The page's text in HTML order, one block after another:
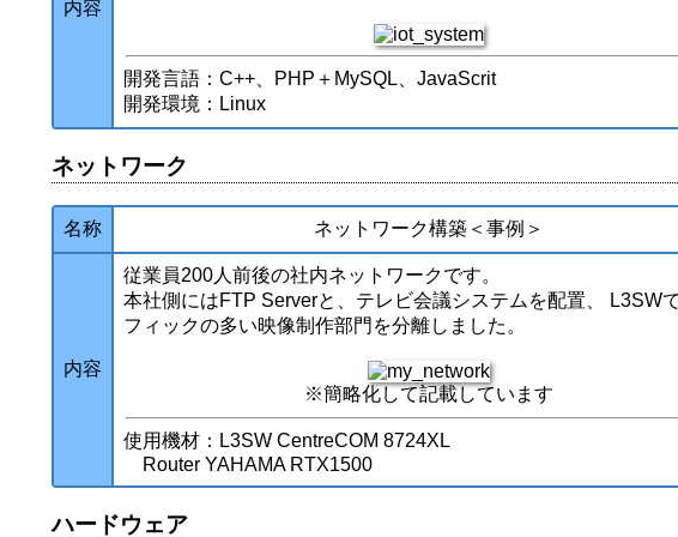
内容
開発言語：C++、PHP＋MySQL、JavaScrit
開発環境：Linux
ネットワーク
名称 ネットワーク構築＜事例＞
内容
従業員200人前後の社内ネットワークです。
本社側にはFTP Serverと、テレビ会議システムを配置、 L3SW
フィックの多い映像制作部門を分離しました。
※簡略化して記載しています
使用機材：L3SW CentreCOM 8724XL
Router YAHAMA RTX1500
ハードウェア